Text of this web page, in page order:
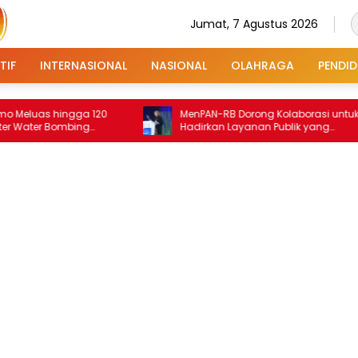
Jumat, 7 Agustus 2026
INTERNASIONAL NASIONAL OLAHRAGA
hingga 120
Bombing
MenPAN-RB Dorong Kolaborasi untuk
Hadirkan Layanan Publik yang
Terintegrasi dan Inklusif